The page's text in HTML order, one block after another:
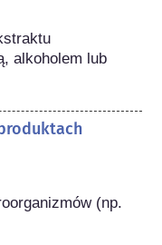
alkoholem lub
(np.